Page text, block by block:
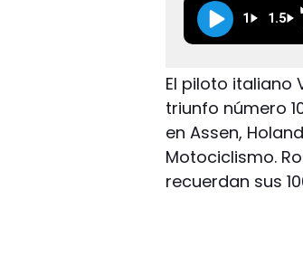
1 1.5
El piloto italiano
triunfo número
en Assen,
Motociclismo.
recuerdan sus